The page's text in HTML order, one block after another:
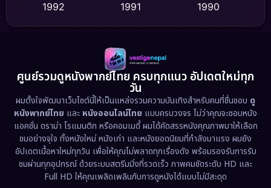
Detective สืบสวน (59)
Disaster (13)
Disney+ (5)
Documentary สารคดี (93)
Drama ดราม่า (1,460)
Dystopian (17)
1992
1991
1990
1989
1988
1986
1983
1978
1974
1962
ศูนย์รวมดูหนังพากย์ไทย ครบทุกแนว อัปเดตใหม่ทุก
วัน
ผมตั้งใจพัฒนาเว็บไซต์นี้ให้เป็นแหล่งรวมความบันเทิงสำหรับคนที่ชื่นชอบ ดู
หนังพากย์ไทย และ หนังออนไลน์ไทย แบบครบวงจร ไม่ว่าคุณจะชอบหนัง
แอคชั่น ดราม่า โรแมนติก หรือคอมเมดี้ ผมได้คัดสรรหนังคุณภาพมาให้เลือก
ชมอย่างจุใจ ทั้งหนังใหม่ หนังเก่า และหนังยอดนิยมที่กำลังมาแรง ผมยัง
อัปเดตเนื้อหาใหม่ทุกวัน เพื่อให้คุณไม่พลาดทุกเรื่องดัง พร้อมรองรับการรับ
ชมผ่านทุกอุปกรณ์ ด้วยระบบสตรีมมิ่งที่รวดเร็ว ภาพคมชัดระดับ HD และ
Full HD ให้คุณเพลิดเพลินกับการดูหนังได้แบบไม่มีสะดุด